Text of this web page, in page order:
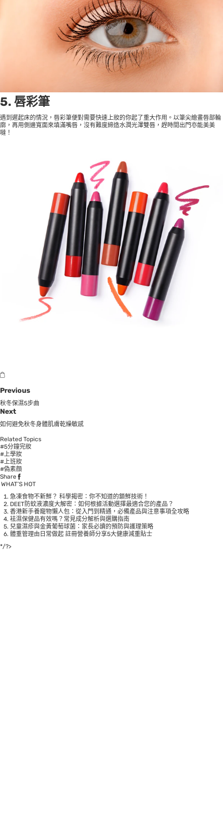
5. 唇彩筆
遇到遲起床的情況，唇彩筆便對需要快速上妝的你起了重大作用。以筆尖繪畫唇部輪
廓，再用側邊寬面來填滿嘴唇，沒有難度締造水潤光澤雙唇，趕時間出門亦能美美
噠！
Previous
秋冬保濕5步曲
Next
如何避免秋冬身體肌膚乾燥敏感
Related Topics
#5分鐘完妝
#上學妝
#上班妝
#偽素顔
Share
WHAT’S HOT
急凍食物不新鮮？ 科學揭密：你不知道的鎖鮮技術！
DEET防蚊液濃度大解密：如何根據活動選擇最適合您的產品？
香港新手養寵物懶人包：從入門到精通，必備產品與注意事項全攻略
袪濕保健品有效嗎？常見成分解析與選購指南
兒童濕疹與金黃葡萄球菌：家長必讀的預防與護理策略
體重管理由日常做起 註冊營養師分享5大健康減重貼士
*/?>